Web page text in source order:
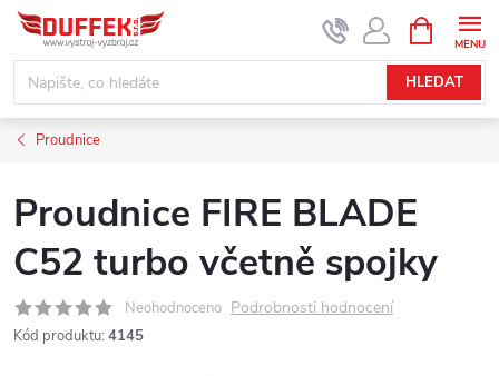
Přejít
obsah
HLEDAT
NÁKUPNÍ
KOŠÍK
Proudnice
Proudnice FIRE BLADE
C52 turbo včetně spojky
Neohodnoceno Podrobnosti hodnocení
Kód produktu: 4145